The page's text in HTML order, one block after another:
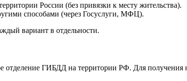
России (без привязки к месту жительства).
способами (через Госуслуги, МФЦ).
вариант в отдельности.
ГИБДД на территории РФ. Для получения